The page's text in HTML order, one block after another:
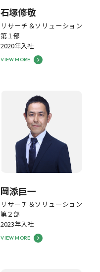
石塚修敬
リサーチ＆ソリューション
第１部
2020年入社
VIEW MORE
岡添巨一
リサーチ＆ソリューション
第２部
2023年入社
VIEW MORE